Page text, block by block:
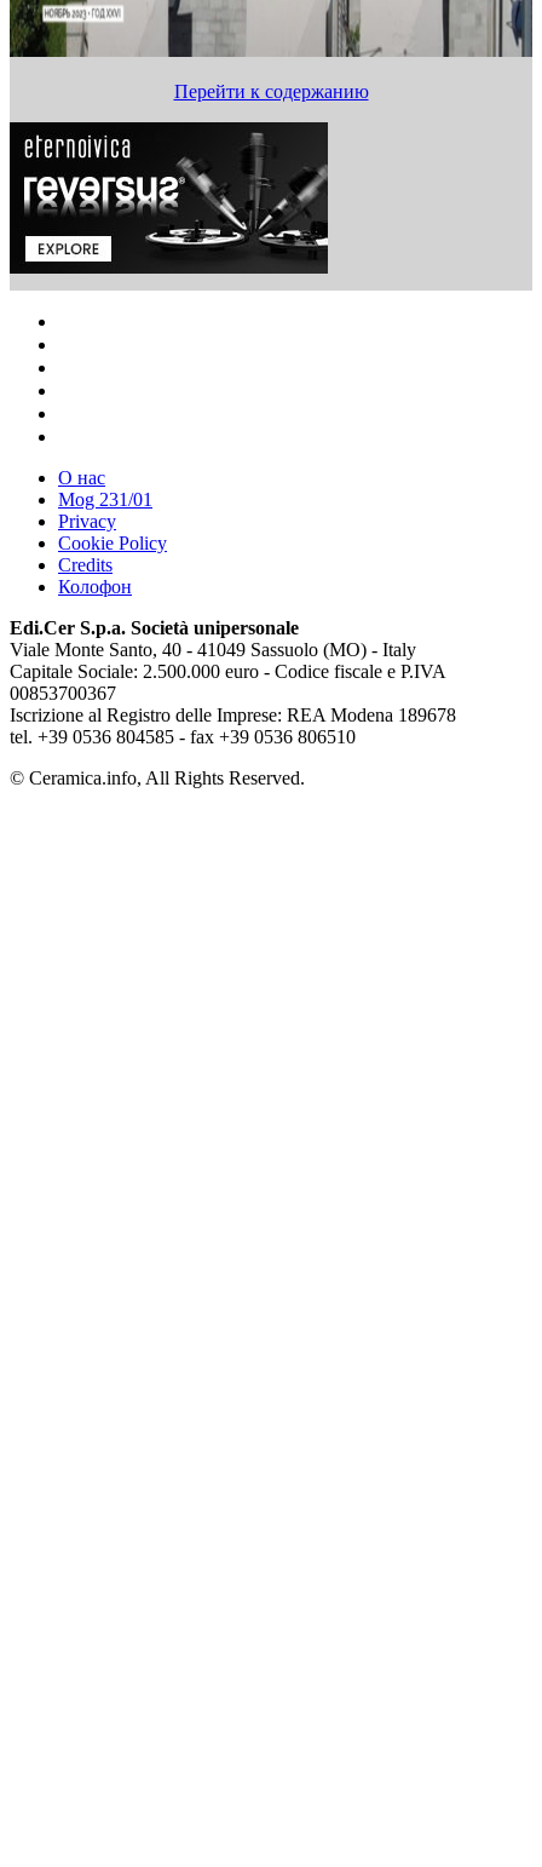
Перейти к содержанию
О нас
Mog 231/01
Privacy
Cookie Policy
Credits
Колофон
Edi.Cer S.p.a. Società unipersonale
Viale Monte Santo, 40 - 41049 Sassuolo (MO) - Italy
Capitale Sociale: 2.500.000 euro - Codice fiscale e P.IVA
00853700367
Iscrizione al Registro delle Imprese: REA Modena 189678
tel. +39 0536 804585 - fax +39 0536 806510
© Ceramica.info, All Rights Reserved.